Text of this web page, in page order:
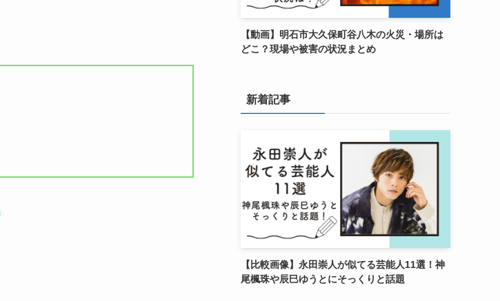
【動画】明石市大久保町谷八木の火災・場所は
どこ？現場や被害の状況まとめ
新着記事
【比較画像】永田崇人が似てる芸能人11選！神
尾楓珠や辰巳ゆうとにそっくりと話題